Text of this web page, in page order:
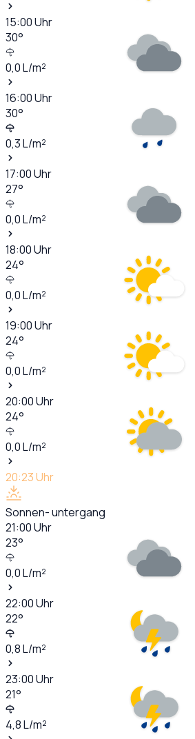
15:00Uhr
30°
0,0L/m²
16:00Uhr
30°
0,3L/m²
17:00Uhr
27°
0,0L/m²
18:00Uhr
24°
0,0L/m²
19:00Uhr
24°
0,0L/m²
20:00Uhr
24°
0,0L/m²
20:23Uhr
Sonnen- untergang
21:00Uhr
23°
0,0L/m²
22:00Uhr
22°
0,8L/m²
23:00Uhr
21°
4,8L/m²